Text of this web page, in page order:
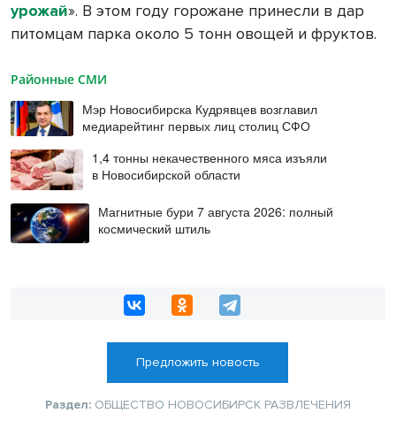
урожай». В этом году горожане принесли в дар
питомцам парка около 5 тонн овощей и фруктов.
Районные СМИ
Мэр Новосибирска Кудрявцев возглавил
медиарейтинг первых лиц столиц СФО
1,4 тонны некачественного мяса изъяли
в Новосибирской области
Магнитные бури 7 августа 2026: полный
космический штиль
Предложить новость
Раздел: ОБЩЕСТВО НОВОСИБИРСК РАЗВЛЕЧЕНИЯ